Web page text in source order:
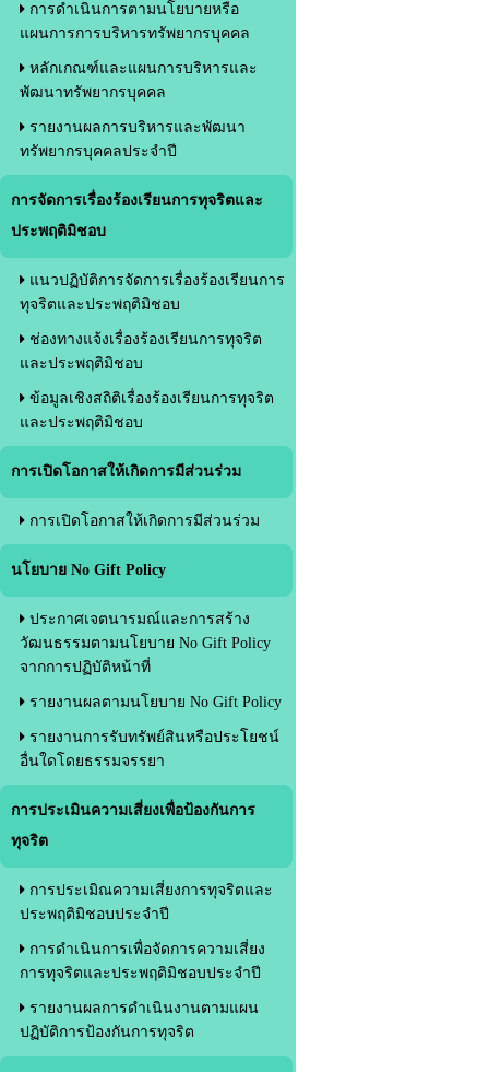
การดำเนินการตามนโยบายหรือ
แผนการการบริหารทรัพยากรบุคคล
หลักเกณฑ์และแผนการบริหารและ
พัฒนาทรัพยากรบุคคล
รายงานผลการบริหารและพัฒนา
ทรัพยากรบุคคลประจำปี
การจัดการเรื่องร้องเรียนการทุจริตและ
ประพฤติมิชอบ
แนวปฏิบัติการจัดการเรื่องร้องเรียนการ
ทุจริตและประพฤติมิชอบ
ช่องทางแจ้งเรื่องร้องเรียนการทุจริต
และประพฤติมิชอบ
ข้อมูลเชิงสถิติเรื่องร้องเรียนการทุจริต
และประพฤติมิชอบ
การเปิดโอกาสให้เกิดการมีส่วนร่วม
การเปิดโอกาสให้เกิดการมีส่วนร่วม
นโยบาย No Gift Policy
ประกาศเจตนารมณ์และการสร้าง
วัฒนธรรมตามนโยบาย No Gift Policy
จากการปฏิบัติหน้าที่
รายงานผลตามนโยบาย No Gift Policy
รายงานการรับทรัพย์สินหรือประโยชน์
อื่นใดโดยธรรมจรรยา
การประเมินความเสี่ยงเพื่อป้องกันการ
ทุจริต
การประเมิณความเสี่ยงการทุจริตและ
ประพฤติมิชอบประจำปี
การดำเนินการเพื่อจัดการความเสี่ยง
การทุจริตและประพฤติมิชอบประจำปี
รายงานผลการดำเนินงานตามแผน
ปฏิบัติการป้องกันการทุจริต